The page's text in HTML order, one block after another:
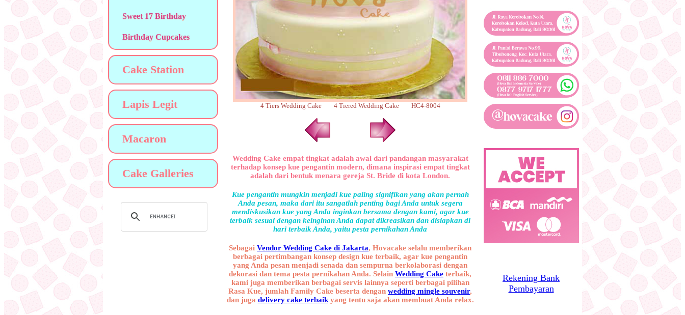
Sweet 17 Birthday
Birthday Cupcakes
Cake Station
Lapis Legit
Macaron
Cake Galleries
4 Tiers Wedding Cake 4 Tiered Wedding Cake HC4-8004
Wedding Cake empat tingkat adalah awal dari pandangan masyarakat
terhadap konsep kue pengantin modern, dimana inspirasi empat tingkat
adalah dari bentuk menara gereja St. Bride di kota London.
Kue pengantin mungkin menjadi kue paling signifikan yang akan pernah
Anda pesan, maka dari itu sangatlah penting bagi Anda untuk segera
mendiskusikan kue yang Anda inginkan bersama dengan kami, agar kue
terbaik sesuai dengan keinginan Anda dapat dikreasikan dan disiapkan di
hari terbaik Anda, yaitu pesta pernikahan Anda
Sebagai Vendor Wedding Cake di Jakarta, Hovacake selalu memberikan
berbagai pertimbangan konsep design kue terbaik, agar kue pengantin
yang Anda pesan menjadi senada dan sempurna berkolaborasi dengan
dekorasi dan tema pesta pernikahan Anda. Selain Wedding Cake terbaik,
kami juga memberikan berbagai servis lainnya seperti berbagai pilihan
Rasa Kue, jumlah Family Cake beserta dengan wedding mingle souvenir,
dan juga delivery cake terbaikyang tentu saja akan membuat Anda relax.
Rekening Bank
Pembayaran